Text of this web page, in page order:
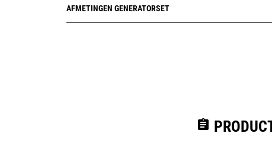
AFMETINGEN GENERATORSET
assignment